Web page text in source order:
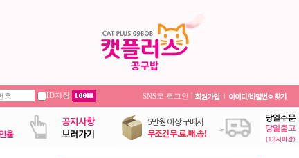
ID저장 SNS로 로그인 |